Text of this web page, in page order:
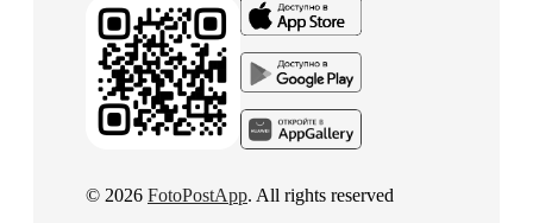
© 2026 FotoPostApp. All rights reserved